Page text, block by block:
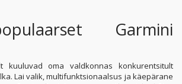
Garmini
kuuluvad oma valdkonnas konkurentsitult
Lai valik, multifunktsionaalsus ja käepärane